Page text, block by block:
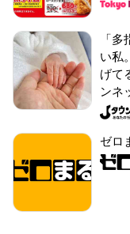
「
い私
げて
ンネ
ゼロ